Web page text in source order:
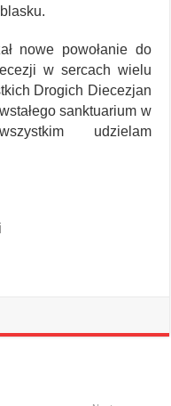
nowe powołanie do
w sercach wielu
Drogich Diecezjan
sanktuarium w
udzielam